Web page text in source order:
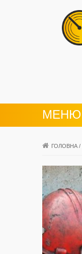
МЕНЮ
ГОЛОВНА /